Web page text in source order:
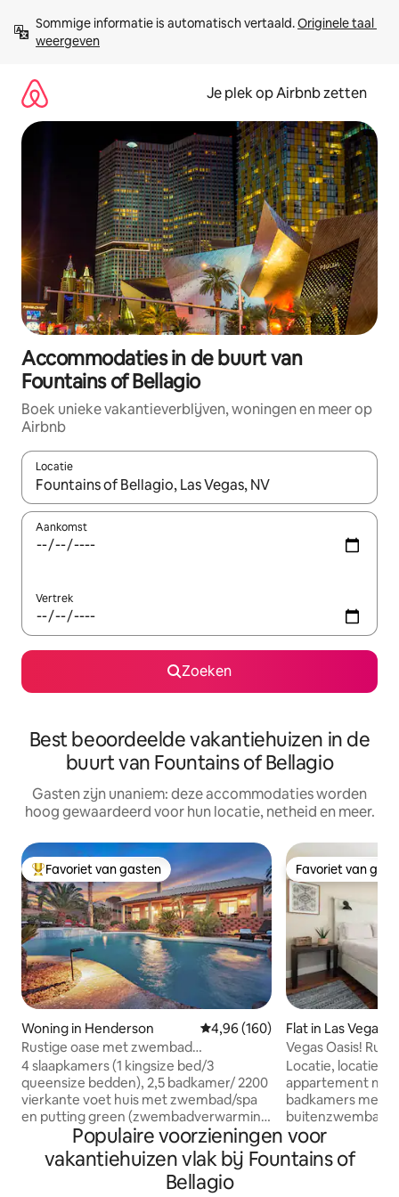
direct
naar
Sommige informatie is automatisch vertaald. Originele taal
weergeven
Je plek op Airbnb zetten
Accommodaties in de buurt van
Fountains of Bellagio
Boek unieke vakantieverblijven, woningen en meer op
Airbnb
Locatie
Wanneer er resultaten beschikbaar zijn, maak je een keuze
Aankomst
Vertrek
Zoeken
Best beoordeelde vakantiehuizen in de
buurt van Fountains of Bellagio
Gasten zijn unaniem: deze accommodaties worden
hoog gewaardeerd voor hun locatie, netheid en meer.
Topfavoriet van gasten
Favoriet van gasten
Woning in Henderson Gemiddelde beoordeling van
4,96 (160)
Rustige oase met zwembad
(verwarming extra) Spa/minigolf.
4 slaapkamers (1 kingsize bed/3
queensize bedden), 2,5 badkamer/ 2200
vierkante voet huis met zwembad/spa
en putting green (zwembadverwarming
keuken, woonkamer met 60inch smart-
tv, prachtig verwarmd zwembad en
ontspannende spa. Waterval en putting
Favoriet van
Favoriet van
Flat in Las Vegas
Vegas Oasis!
zwembad op 5
Locatie, locatie,
appartement met
badkamers met
buitenzwembaden,
parkeerplaats,
eigen balkon met
zwembad. We
Populaire voorzieningen voor
vakantiehuizen vlak bij Fountains of
Bellagio